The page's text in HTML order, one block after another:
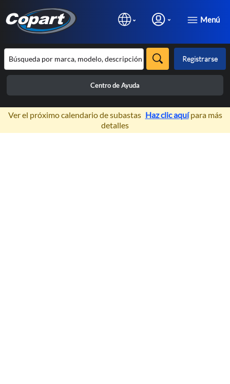
Menú
Registrarse
Centro de Ayuda
×
Ver el próximo calendario de subastas Haz clic aquípara más
detalles